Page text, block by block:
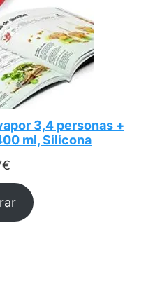
3,4 personas +
ml, Silicona
€